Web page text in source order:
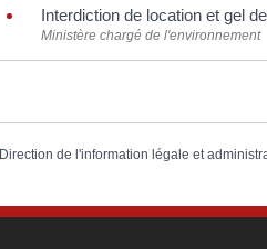
Interdiction de location et gel
Ministère chargé de l'environnement
Direction de l'information légale et